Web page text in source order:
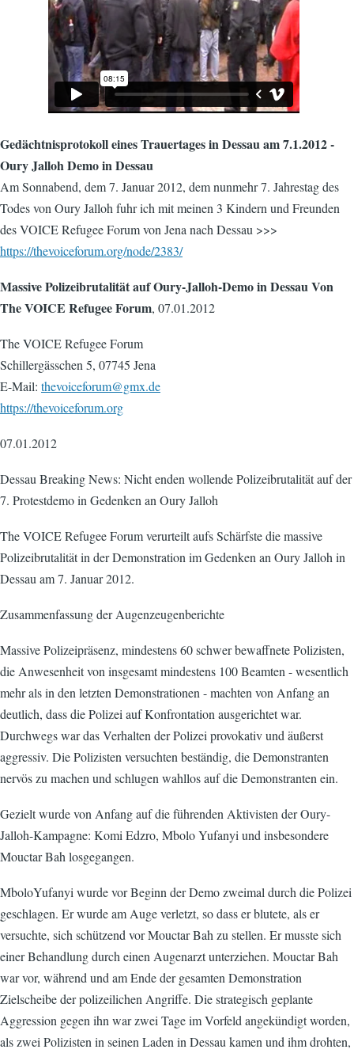
Gedächtnisprotokoll eines Trauertages in Dessau am 7.1.2012 -
Oury Jalloh Demo in Dessau
Am Sonnabend, dem 7. Januar 2012, dem nunmehr 7. Jahrestag des
Todes von Oury Jalloh fuhr ich mit meinen 3 Kindern und Freunden
des VOICE Refugee Forum von Jena nach Dessau >>>
https://thevoiceforum.org/node/2383/
Massive Polizeibrutalität auf Oury-Jalloh-Demo in Dessau Von
The VOICE Refugee Forum, 07.01.2012
The VOICE Refugee Forum
Schillergässchen 5, 07745 Jena
E-Mail: thevoiceforum@gmx.de
https://thevoiceforum.org
07.01.2012
Dessau Breaking News: Nicht enden wollende Polizeibrutalität auf der
7. Protestdemo in Gedenken an Oury Jalloh
The VOICE Refugee Forum verurteilt aufs Schärfste die massive
Polizeibrutalität in der Demonstration im Gedenken an Oury Jalloh in
Dessau am 7. Januar 2012.
Zusammenfassung der Augenzeugenberichte
Massive Polizeipräsenz, mindestens 60 schwer bewaffnete Polizisten,
die Anwesenheit von insgesamt mindestens 100 Beamten - wesentlich
mehr als in den letzten Demonstrationen - machten von Anfang an
deutlich, dass die Polizei auf Konfrontation ausgerichtet war.
Durchwegs war das Verhalten der Polizei provokativ und äußerst
aggressiv. Die Polizisten versuchten beständig, die Demonstranten
nervös zu machen und schlugen wahllos auf die Demonstranten ein.
Gezielt wurde von Anfang auf die führenden Aktivisten der Oury-
Jalloh-Kampagne: Komi Edzro, Mbolo Yufanyi und insbesondere
Mouctar Bah losgegangen.
MboloYufanyi wurde vor Beginn der Demo zweimal durch die Polizei
geschlagen. Er wurde am Auge verletzt, so dass er blutete, als er
versuchte, sich schützend vor Mouctar Bah zu stellen. Er musste sich
einer Behandlung durch einen Augenarzt unterziehen. Mouctar Bah
war vor, während und am Ende der gesamten Demonstration
Zielscheibe der polizeilichen Angriffe. Die strategisch geplante
Aggression gegen ihn war zwei Tage im Vorfeld angekündigt worden,
als zwei Polizisten in seinen Laden in Dessau kamen und ihm drohten,